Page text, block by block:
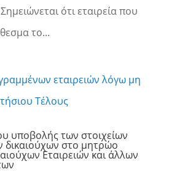
ότι εταιρεία που
το...
υποβολής των στοιχείων
δικαιούχων στο μητρώο
Εταιρειών και άλλων